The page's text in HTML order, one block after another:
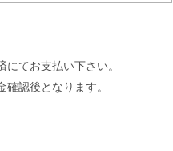
てお支払い下さい。
認後となります。